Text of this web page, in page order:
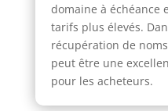
domaine à échéance
tarifs plus élevés.
récupération de
peut être une
pour les acheteurs.